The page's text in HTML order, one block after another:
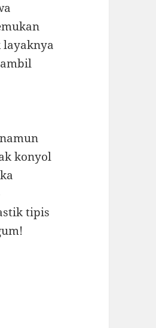
konyol
tipis